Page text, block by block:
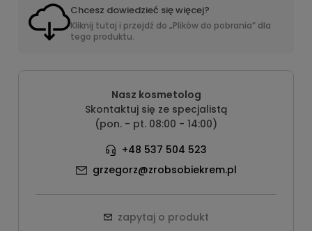
Chcesz dowiedzieć się więcej?
Kliknij tutaj i przejdź do „Plików do pobrania” dla
tego produktu.
Nasz kosmetolog
Skontaktuj się ze specjalistą
(pon. - pt. 08:00 - 14:00)
+48 537 504 523
grzegorz@zrobsobiekrem.pl
zapytaj o produkt